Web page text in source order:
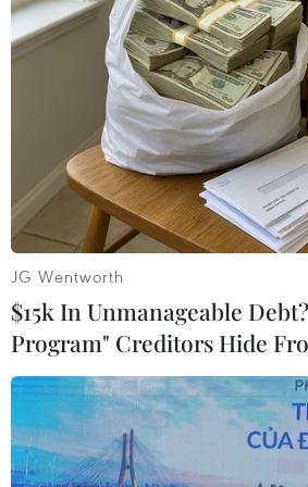
tắc hồi tháng 10 trong các cuộc hội
Cố vấn an ninh quốc gia Mỹ Jake
Bộ Chính trị Trung Quốc Dương Khiết
Nhà Trắng thông báo thời
JG Wentworth
$15k In Unmanageable
Program" Creditors Hide